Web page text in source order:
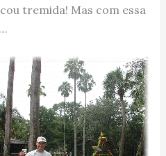
tremida! Mas com essa